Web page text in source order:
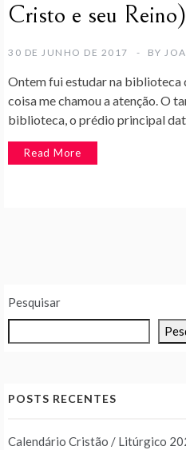
Cristo e seu Reino)
30 DE JUNHO DE 2017 BY
Ontem fui estudar na
coisa me chamou a atenção. O
biblioteca, o prédio principal
Read More
Pesquisar
POSTS RECENTES
Calendário Cristão / Litúrgico